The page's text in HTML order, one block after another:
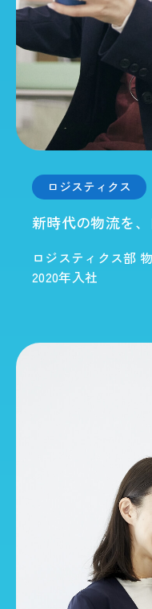
ロジスティクス
新時代の物流を、
ロジスティクス部
2020年入社